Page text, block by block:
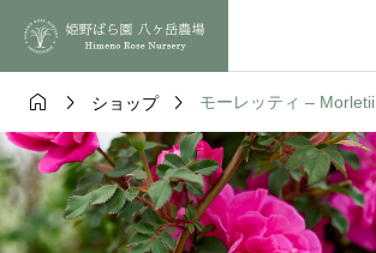
  ショップ  モーレッティ – Morletii